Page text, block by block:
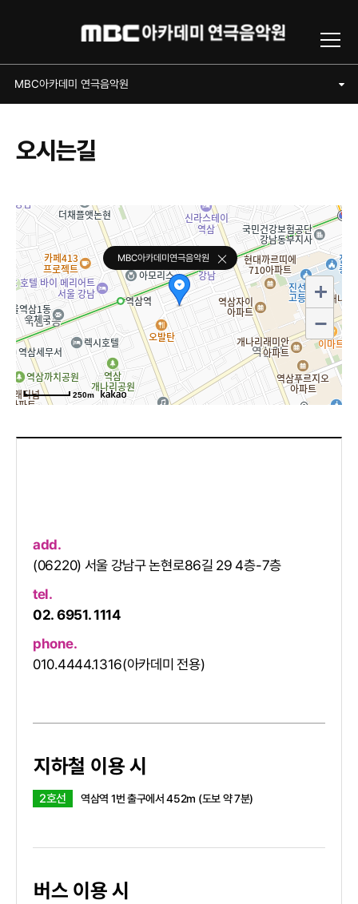
MBC아카데미 연극음악원
MBC아카데미 연극음악원
오시는길
MBC아카데미연극음악원
250m
add.
(06220) 서울 강남구 논현로86길 29 4층-7층
tel.
02. 6951. 1114
phone.
010.4444.1316(아카데미 전용)
지하철 이용 시
2호선 역삼역 1번 출구에서 452m (도보 약 7분)
버스 이용 시